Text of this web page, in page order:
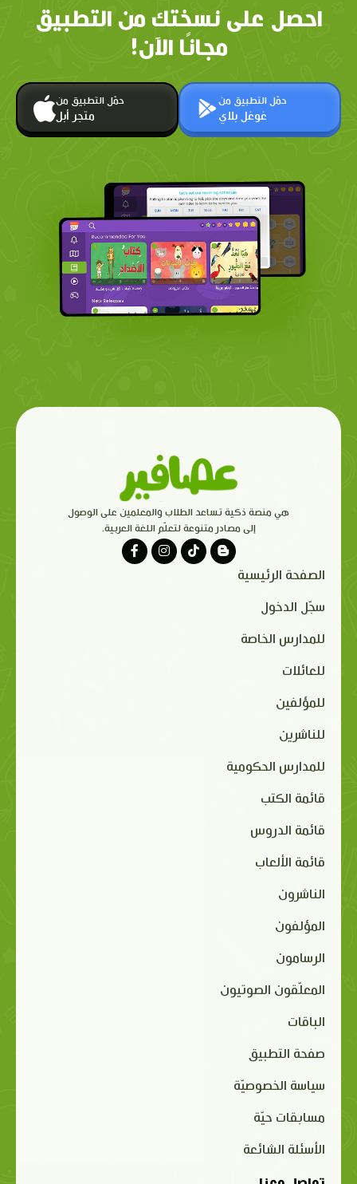
احصل على نسختك من التطبيق
مجانًا الآن!
حمّل التطبيق من
متجر أبل
حمّل التطبيق من
غوغل بلاي
هي منصة ذكية تساعد الطلاب والمعلمين على الوصول
إلى مصادر متنوعة لتعلّم اللغة العربية.
الصفحة الرئيسية
سجّل الدخول
للمدارس الخاصة
للعائلات
للمؤلفين
للناشرين
للمدارس الحكومية
قائمة الكتب
قائمة الدروس
قائمة الألعاب
الناشرون
المؤلفون
الرسامون
المعلّقون الصوتيون
الباقات
صفحة التطبيق
سياسة الخصوصيّة
مسابقات حيّة
الأسئلة الشائعة